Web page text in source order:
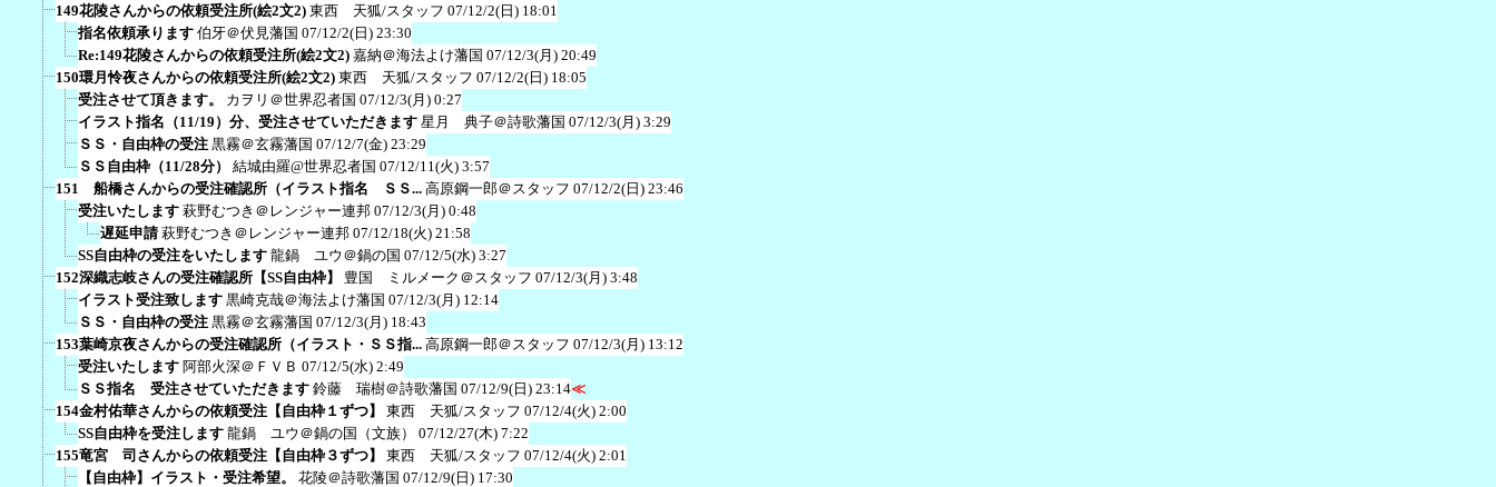
149花陵さんからの依頼受注所(絵2文2) 東西 天狐/スタッフ 07/12/2(日) 18:01
指名依頼承ります 伯牙＠伏見藩国 07/12/2(日) 23:30
Re:149花陵さんからの依頼受注所(絵2文2) 嘉納＠海法よけ藩国 07/12/3(月) 20:49
150環月怜夜さんからの依頼受注所(絵2文2) 東西 天狐/スタッフ 07/12/2(日) 18:05
受注させて頂きます。
カヲリ＠世界忍者国 07/12/3(月) 0:27
イラスト指名（11/19）分、受注させていただきます 星月 典子＠詩歌藩国 07/12/3(月) 3:29
ＳＳ・自由枠の受注 黒霧＠玄霧藩国 07/12/7(金) 23:29
ＳＳ自由枠（11/28分）
結城由羅@世界忍者国 07/12/11(火) 3:57
151 船橋さんからの受注確認所（イラスト指名 ＳＳ... 高原鋼一郎＠スタッフ 07/12/2(日) 23:46
受注いたします 萩野むつき＠レンジャー連邦 07/12/3(月) 0:48
遅延申請 萩野むつき＠レンジャー連邦 07/12/18(火) 21:58
SS自由枠の受注をいたします 龍鍋 ユウ＠鍋の国 07/12/5(水) 3:27
152深織志岐さんの受注確認所【SS自由枠】
豊国 ミルメーク＠スタッフ 07/12/3(月) 3:48
イラスト受注致します 黒崎克哉＠海法よけ藩国 07/12/3(月) 12:14
ＳＳ・自由枠の受注 黒霧＠玄霧藩国 07/12/3(月) 18:43
153葉崎京夜さんからの受注確認所（イラスト・ＳＳ指... 高原鋼一郎＠スタッフ 07/12/3(月) 13:12
受注いたします 阿部火深＠ＦＶＢ 07/12/5(水) 2:49
ＳＳ指名 受注させていただきます 鈴藤 瑞樹＠詩歌藩国 07/12/9(日) 23:14≪
154金村佑華さんからの依頼受注【自由枠１ずつ】
東西 天狐/スタッフ 07/12/4(火) 2:00
SS自由枠を受注します 龍鍋 ユウ＠鍋の国（文族）
07/12/27(木) 7:22
155竜宮 司さんからの依頼受注【自由枠３ずつ】
東西 天狐/スタッフ 07/12/4(火) 2:01
【自由枠】イラスト・受注希望。
花陵＠詩歌藩国 07/12/9(日) 17:30